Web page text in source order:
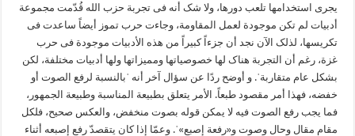
یجری استخدامها تلعب دورها، ولا شک أنه فی تجربة حزب الله قُدّمت مجموعة
أدبیات لم تکن موجودة لعمل المقاومة، وجاءت حرب تموز أیضاً ساعدت فی
تکریسها، لذلک الآن نجد أن جزءاً کبیراً من هذه الأدبیات موجودة فی حرب
غزة، رغم أن التجربة هناک لها خصوصیاتها وممیزاتها ولها أدبیات مختلفة، لکن
بشکل عام متقاربةˈ. و أوضح ردًا عن سؤال آخر أنه ˈبالنسبة لرفع الصوت أو
خفضه، فهذا أمر مقصود طبعاً. الأمر یتعلق بطبیعة المناسبة وطبیعة الجمهور،
فما یجب رفع الصوت فیه لا یمکن قوله بصوت منخفض، والعکس صحیح، فلکل
مقام مقال وحال وصوت و«رفعة إصبع»ˈ. وعمّا إذا کان یتقصدّ رفع إصبعه أثناء